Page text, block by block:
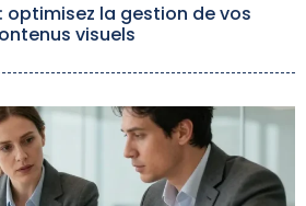
optimisez la gestion de vos
visuels